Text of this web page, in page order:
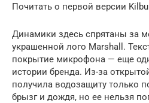
Почитать о первой версии
Динамики здесь спрятаны за
украшенной лого Marshall.
покрытие микрофона — еще
истории бренда. Из-за
получила водозащиту только
брызг и дождя, но ее нельзя